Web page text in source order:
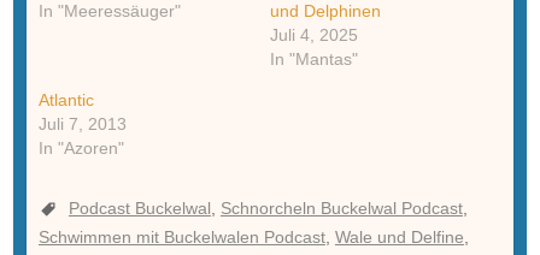
In "Meeressäuger"
und Delphinen
Juli 4, 2025
In "Mantas"
Atlantic
Juli 7, 2013
In "Azoren"
Podcast Buckelwal, Schnorcheln Buckelwal Podcast,
Schwimmen mit Buckelwalen Podcast, Wale und Delfine,